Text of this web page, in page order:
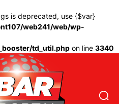
is deprecated, use {$var}
web241/web/wp-
td_util.php on line 3340